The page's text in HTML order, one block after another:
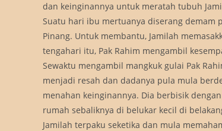
dan keinginannya untuk meratah tubuh
Suatu hari ibu mertuanya diserang demam
Pinang. Untuk membantu, Jamilah
tengahari itu, Pak Rahim mengambil
Sewaktu mengambil mangkuk gulai Pak
menjadi resah dan dadanya pula mula
menahan keinginannya. Dia berbisik
rumah sebaliknya di belukar kecil di
Jamilah terpaku seketika dan mula